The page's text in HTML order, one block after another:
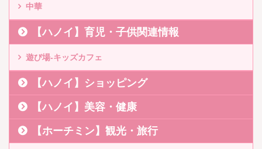
中華
【ハノイ】育児・子供関連情報
遊び場-キッズカフェ
【ハノイ】ショッピング
【ハノイ】美容・健康
【ホーチミン】観光・旅行